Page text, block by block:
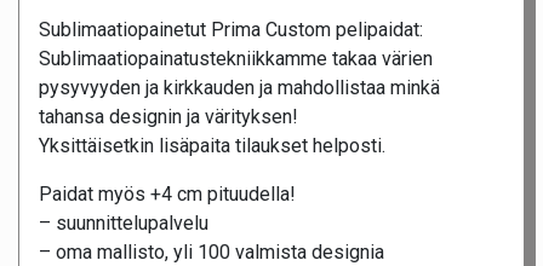
Sublimaatiopainetut Prima Custom pelipaidat:
Sublimaatiopainatustekniikkamme takaa värien
pysyvyyden ja kirkkauden ja mahdollistaa minkä
tahansa designin ja värityksen!
Yksittäisetkin lisäpaita tilaukset helposti.
Paidat myös +4 cm pituudella!
– suunnittelupalvelu
– oma mallisto, yli 100 valmista designia